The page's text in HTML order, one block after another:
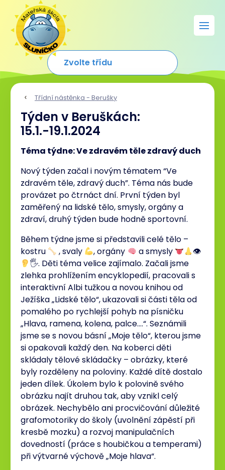
Třídní nástěnka - Berušky
Týden v Beruškách:
15.1.-19.1.2024
Téma týdne: Ve zdravém těle zdravý duch
Nový týden začal i novým tématem “Ve
zdravém těle, zdravý duch”. Téma nás bude
provázet po čtrnáct dní. První týden byl
zaměřený na lidské tělo, smysly, orgány a
zdraví, druhý týden bude hodně sportovní.
Během týdne jsme si představili celé tělo –
kostru
, svaly , orgány a smysly
👁
🖐. Děti téma velice zajímalo. Začali jsme
zlehka prohlížením encyklopedií, pracovali s
interaktivní Albi tužkou a novou knihou od
Ježíška „Lidské tělo“, ukazovali si části těla od
pomalého po rychlejší pohyb na písničku
„Hlava, ramena, kolena, palce….“. Seznámili
jsme se s novou básní „Moje tělo“, kterou jsme
si opakovali každý den. Na koberci děti
skládaly tělové skládačky – obrázky, které
byly rozděleny na poloviny. Každé dítě dostalo
jeden dílek. Úkolem bylo k polovině svého
obrázku najít druhou tak, aby vznikl celý
obrázek. Nechybělo ani procvičování důležité
grafomotoriky do školy (uvolnění zápěstí při
kresbě mozku) a rozvoj manipulačních
dovedností (práce s houbičkou a temperami)
při výtvarné výchově „Moje hlava“.